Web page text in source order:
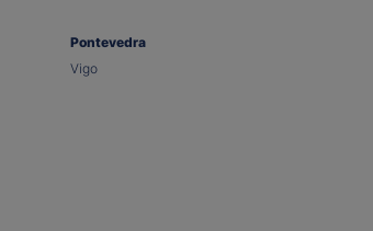
Pontevedra
Vigo